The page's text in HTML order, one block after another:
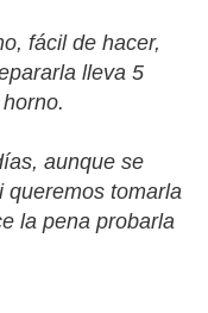
fácil de hacer,
lleva 5
aunque se
queremos tomarla
la pena probarla